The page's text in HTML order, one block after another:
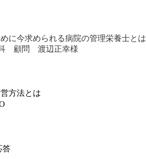
に今求められる病院の管理栄養士とは
顧問 渡辺正幸様
方法とは
答